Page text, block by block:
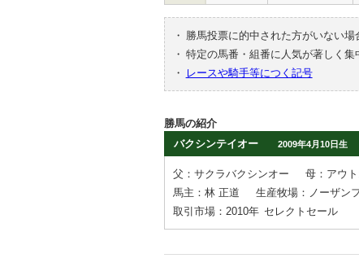
・ 勝馬投票に的中された方がいない
・ 特定の馬番・組番に人気が著しく集
・
レースや騎手等につく記号
勝馬の紹介
バクシンテイオー
2009年4月10日生
父：サクラバクシンオー
母：アウ
馬主：林 正道
生産牧場：ノーザン
取引市場：2010年 セレクトセール